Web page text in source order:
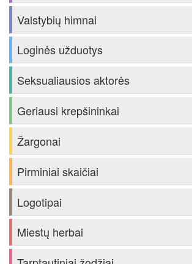
Valstybių himnai
Loginės užduotys
Seksualiausios aktorės
Geriausi krepšininkai
Žargonai
Pirminiai skaičiai
Logotipai
Miestų herbai